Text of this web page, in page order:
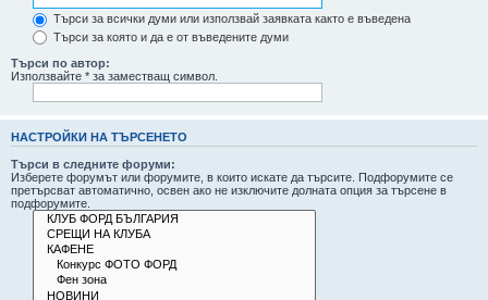
Търси за всички думи или използвай заявката както е въведена
Търси за която и да е от въведените думи
Търси по автор:
Използвайте * за заместващ символ.
НАСТРОЙКИ НА ТЪРСЕНЕТО
Търси в следните форуми:
Изберете форумът или форумите, в които искате да търсите. Подфорумите се
претърсват автоматично, освен ако не изключите долната опция за търсене в
подфорумите.